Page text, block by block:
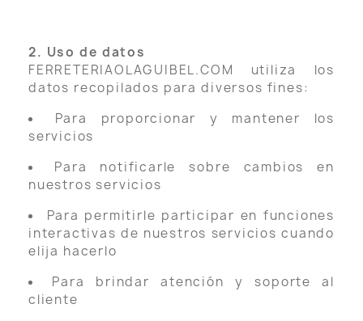
2. Uso de datos
FERRETERIAOLAGUIBEL.COM utiliza los
datos recopilados para diversos fines:
Para proporcionar y mantener los
servicios
Para notificarle sobre cambios en
nuestros servicios
Para permitirle participar en funciones
interactivas de nuestros servicios cuando
elija hacerlo
Para brindar atención y soporte al
cliente